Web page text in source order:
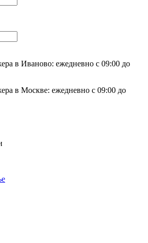
в Иваново: ежедневно с 09:00 до
в Москве: ежедневно с 09:00 до